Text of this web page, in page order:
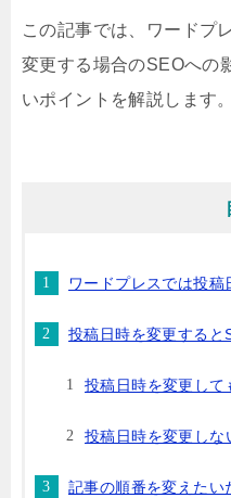
この記事では、ワードプ
変更する場合のSEOへの
いポイントを解説します。
ワードプレスでは投稿
投稿日時を変更すると
投稿日時を変更して
投稿日時を変更しな
記事の順番を変えたい